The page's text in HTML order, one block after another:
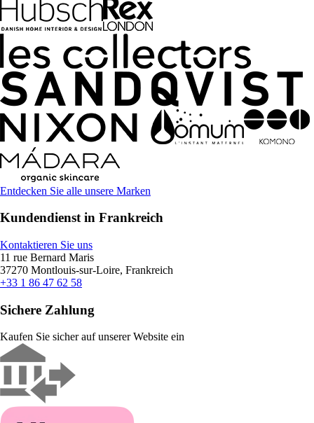
Entdecken Sie alle unsere Marken
Kundendienst in Frankreich
Kontaktieren Sie uns
11 rue Bernard Maris
37270 Montlouis-sur-Loire, Frankreich
+33 1 86 47 62 58
Sichere Zahlung
Kaufen Sie sicher auf unserer Website ein